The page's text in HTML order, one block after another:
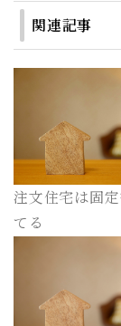
関連記事
注文住宅は固
てる